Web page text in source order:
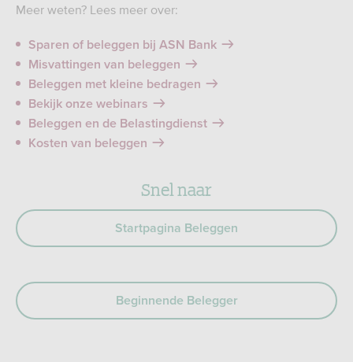
Meer weten? Lees meer over:
Sparen of beleggen bij ASN Bank
Misvattingen van beleggen
Beleggen met kleine bedragen
Bekijk onze webinars
Beleggen en de Belastingdienst
Kosten van beleggen
Snel naar
Startpagina Beleggen
Beginnende Belegger